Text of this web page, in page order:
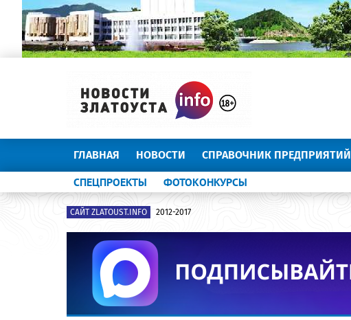
ГЛАВНАЯ НОВОСТИ СПРАВОЧНИК ПРЕДПРИЯТИЙ
СПЕЦПРОЕКТЫ ФОТОКОНКУРСЫ
САЙТ ZLATOUST.INFO 2012-2017